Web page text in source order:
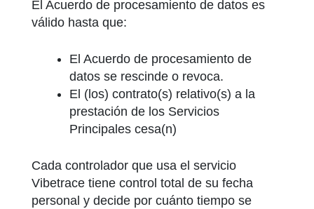
El Acuerdo de procesamiento de datos es
válido hasta que:
El Acuerdo de procesamiento de
datos se rescinde o revoca.
El (los) contrato(s) relativo(s) a la
prestación de los Servicios
Principales cesa(n)
Cada controlador que usa el servicio
Vibetrace tiene control total de su fecha
personal y decide por cuánto tiempo se